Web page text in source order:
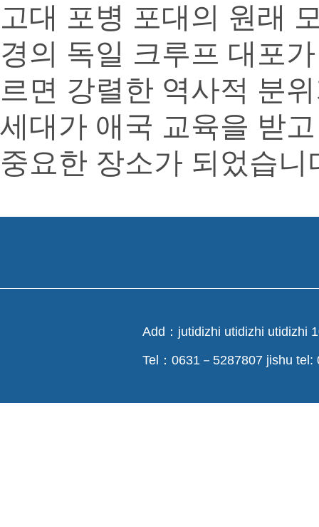
고대 포병 포대의 원래
경의 독일 크루프 대포
르면 강렬한 역사적 분
세대가 애국 교육을 받
중요한 장소가 되었습니
Add：jutidizhi utidizhi utidizhi
Tel：0631－5287807 jishu tel: